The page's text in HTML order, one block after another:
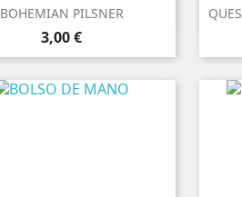
BOHEMIAN PILSNER
Precio
3,00 €
 Vista rápida